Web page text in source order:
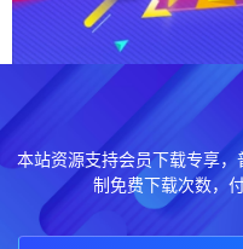
本站资源支持会员下载专享
制免费下载次数，